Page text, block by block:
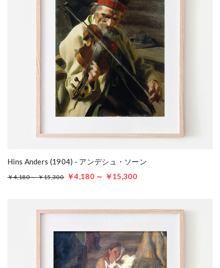
Hins Anders (1904) - アンデシュ・ソーン
￥4,180 ～ ￥15,300 ￥4,180 ～ ￥15,300